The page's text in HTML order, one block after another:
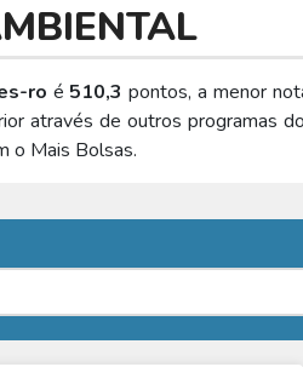
ro é 510,3 pontos, a menor
através de outros programas
o Mais Bolsas.